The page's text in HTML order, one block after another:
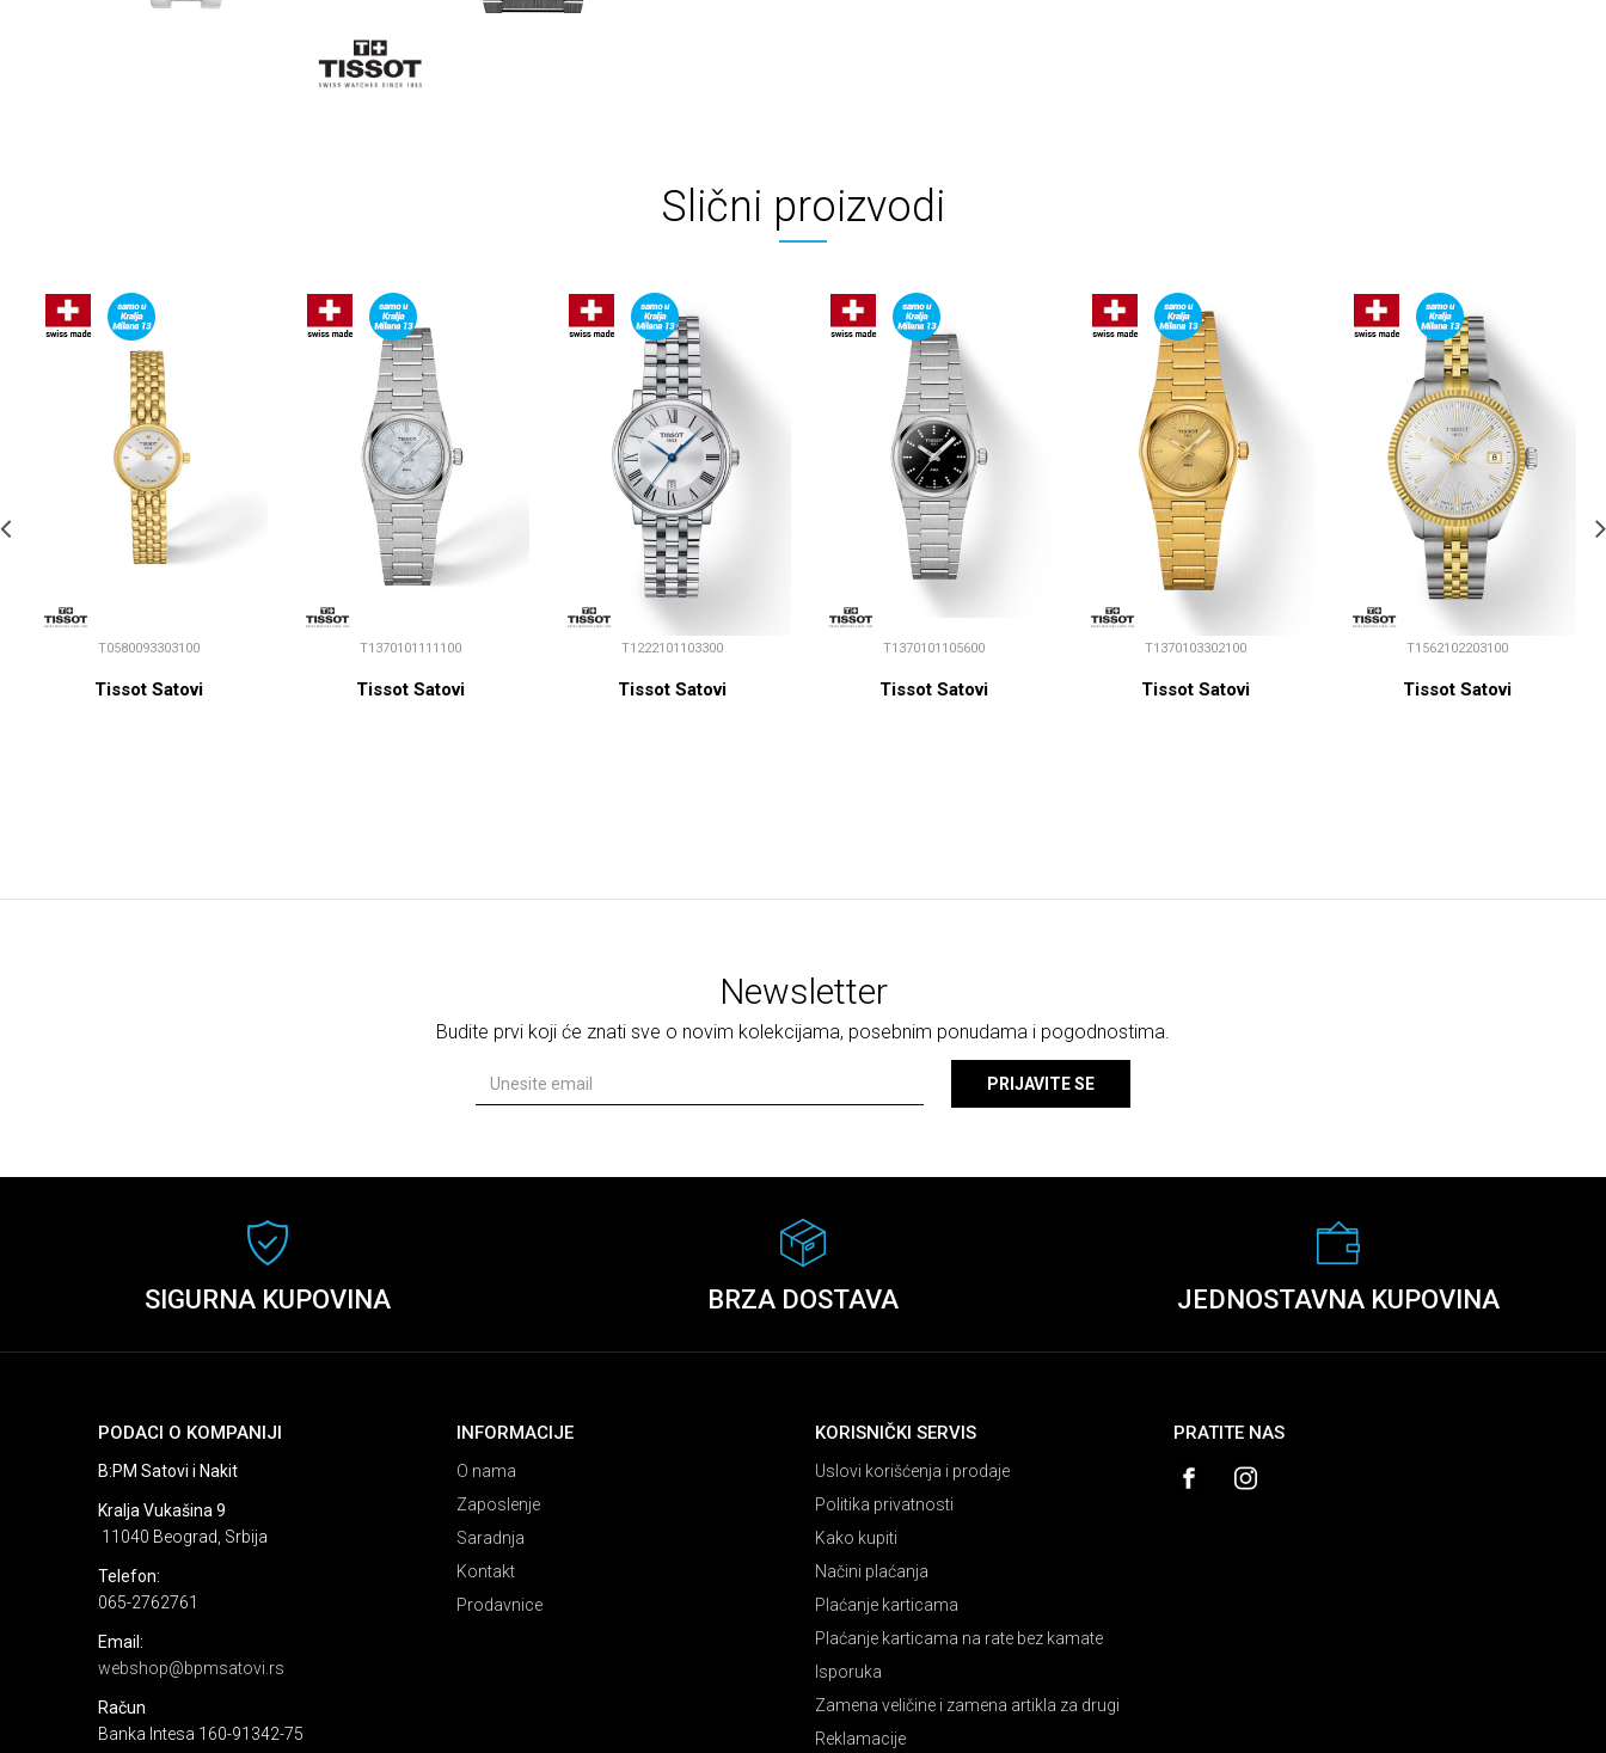
Slični proizvodi
T0580093303100
Tissot Satovi
T1370101111100
Tissot Satovi
T1222101103300
Tissot Satovi
T1370101105600
Tissot Satovi
T1370103302100
Tissot Satovi
T1562102203100
Tissot Satovi
Newsletter
Budite prvi koji će znati sve o novim kolekcijama, posebnim ponudama i pogodnostima.
PRIJAVITE SE
SIGURNA KUPOVINA BRZA DOSTAVA JEDNOSTAVNA KUPOVINA
PODACI O KOMPANIJI
B:PM Satovi i Nakit
Kralja Vukašina 9
11040 Beograd, Srbija
Telefon:
065-2762761
Email:
webshop@bpmsatovi.rs
Račun
Banka Intesa 160-91342-75
INFORMACIJE
O nama
Zaposlenje
Saradnja
Kontakt
Prodavnice
KORISNIČKI SERVIS
Uslovi korišćenja i prodaje
Politika privatnosti
Kako kupiti
Načini plaćanja
Plaćanje karticama
Plaćanje karticama na rate bez kamate
Isporuka
Zamena veličine i zamena artikla za drugi
Reklamacije
PRATITE NAS